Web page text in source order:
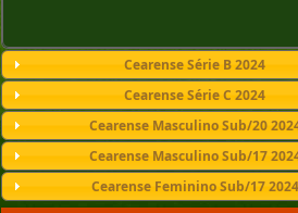
Cearense Série B 2024
Cearense Série C 2024
Cearense Masculino Sub/20
Cearense Masculino Sub/17
Cearense Feminino Sub/17 2024